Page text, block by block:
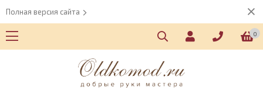
Полная версия сайта
0